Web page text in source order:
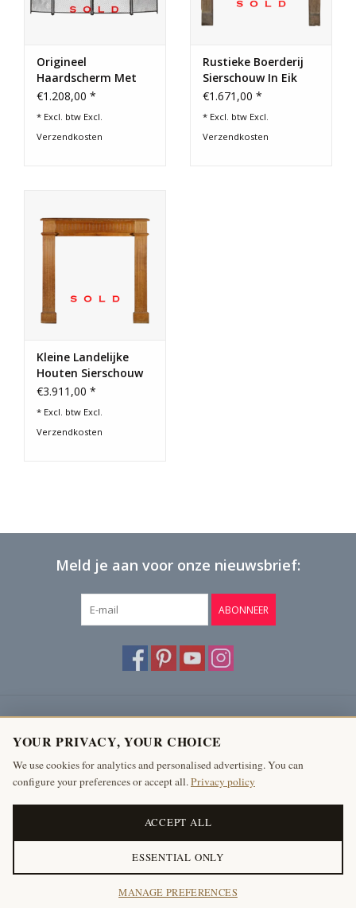
Origineel
Haardscherm Met
Patina
€1.208,00 *
* Excl. btw Excl.
Verzendkosten
Rustieke Boerderij
Sierschouw In Eik
€1.671,00 *
* Excl. btw Excl.
Verzendkosten
Kleine Landelijke
Houten Sierschouw
€3.911,00 *
* Excl. btw Excl.
Verzendkosten
Meld je aan voor onze nieuwsbrief:
ABONNEER
Producten
Mijn account
The Antique Fireplace Bank
YOUR PRIVACY, YOUR CHOICE
We use cookies for analytics and personalised advertising. You can
configure your preferences or accept all.Privacy policy
ACCEPT ALL
ESSENTIAL ONLY
MANAGE PREFERENCES